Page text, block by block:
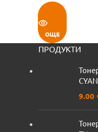
ОЩЕ
ПРОДУКТИ
9.00